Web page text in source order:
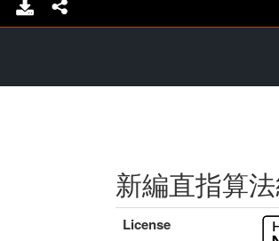
新編直指算
License